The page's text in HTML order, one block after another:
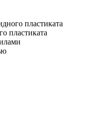
пластиката
пластиката